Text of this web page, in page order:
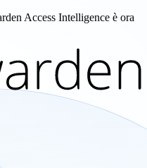
Access Intelligence è ora